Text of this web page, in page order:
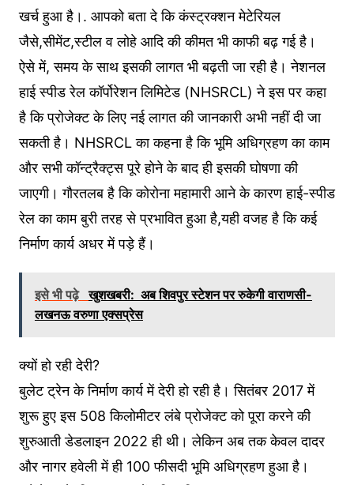
खर्च हुआ है।. आपको बता दे कि कंस्ट्रक्शन मेटेरियल
जैसे,सीमेंट,स्टील व लोहे आदि की कीमत भी काफी बढ़ गई है।
ऐसे में, समय के साथ इसकी लागत भी बढ़ती जा रही है। नेशनल
हाई स्पीड रेल कॉर्पोरेशन लिमिटेड (NHSRCL) ने इस पर कहा
है कि प्रोजेक्ट के लिए नई लागत की जानकारी अभी नहीं दी जा
सकती है। NHSRCL का कहना है कि भूमि अधिग्रहण का काम
और सभी कॉन्ट्रैक्ट्स पूरे होने के बाद ही इसकी घोषणा की
जाएगी। गौरतलब है कि कोरोना महामारी आने के कारण हाई-स्पीड
रेल का काम बुरी तरह से प्रभावित हुआ है,यही वजह है कि कई
निर्माण कार्य अधर में पड़े हैं।
इसे भी पढ़े खुशखबरी: अब शिवपुर स्टेशन पर रुकेगी वाराणसी-
लखनऊ वरुणा एक्सप्रेस
क्यों हो रही देरी?
बुलेट ट्रेन के निर्माण कार्य में देरी हो रही है। सितंबर 2017 में
शुरू हुए इस 508 किलोमीटर लंबे प्रोजेक्ट को पूरा करने की
शुरुआती डेडलाइन 2022 ही थी। लेकिन अब तक केवल दादर
और नागर हवेली में ही 100 फीसदी भूमि अधिग्रहण हुआ है।